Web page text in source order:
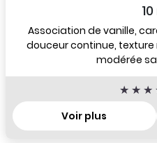
Association de vanille,
douceur continue,
modérée
Voir plus